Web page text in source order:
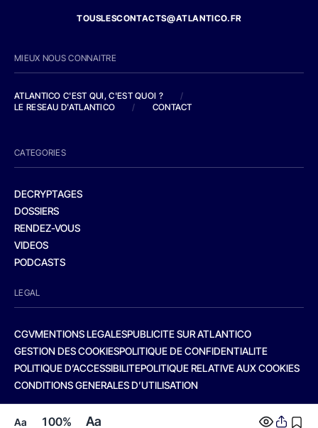
Aa 100% Aa
TOUSLESCONTACTS@ATLANTICO.FR
MIEUX NOUS CONNAITRE
ATLANTICO C'EST QUI, C'EST QUOI ?
/
LE RESEAU D'ATLANTICO
/ CONTACT
CATEGORIES
DECRYPTAGES
DOSSIERS
RENDEZ-VOUS
VIDEOS
PODCASTS
LEGAL
CGVMENTIONS LEGALESPUBLICITE SUR ATLANTICO
GESTION DES COOKIESPOLITIQUE DE CONFIDENTIALITE
POLITIQUE D’ACCESSIBILITEPOLITIQUE RELATIVE AUX COOKIES
CONDITIONS GENERALES D’UTILISATION